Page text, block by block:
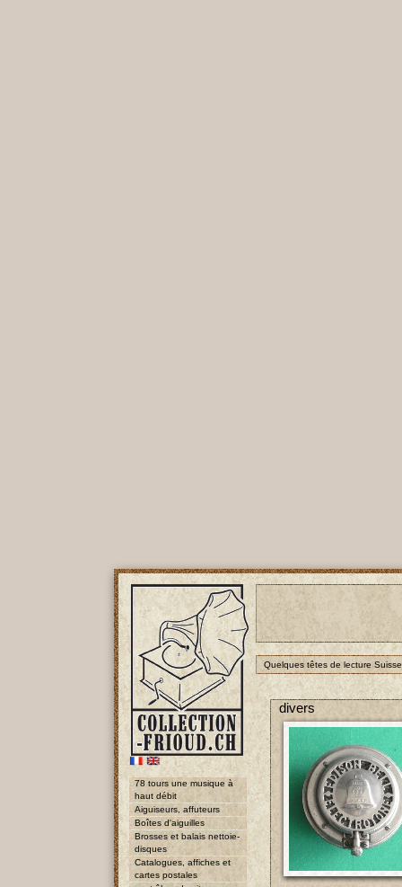
78 tours une musique à
haut débit
Aiguiseurs, affuteurs
Boîtes d'aiguilles
Brosses et balais nettoie-
disques
Catalogues, affiches et
cartes postales
Quelques têtes de lecture
divers